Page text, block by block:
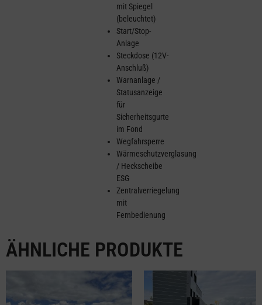
mit Spiegel
(beleuchtet)
Start/Stop-
Anlage
Steckdose (12V-
Anschluß)
Warnanlage /
Statusanzeige
für
Sicherheitsgurte
im Fond
Wegfahrsperre
Wärmeschutzverglasung
/ Heckscheibe
ESG
Zentralverriegelung
mit
Fernbedienung
ÄHNLICHE PRODUKTE